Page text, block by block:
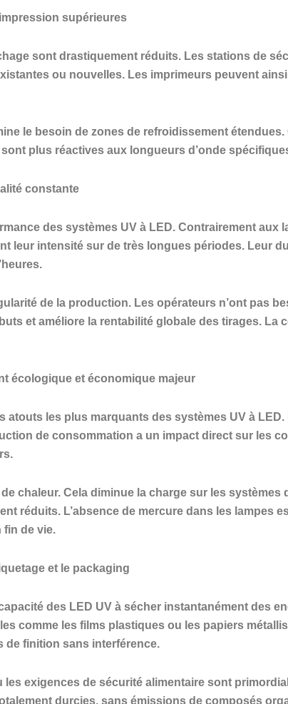
supérieures
sont drastiquement réduits. Les stations de
ou nouvelles. Les imprimeurs peuvent
le besoin de zones de refroidissement
plus réactives aux longueurs d’onde
constante
des systèmes UV à LED. Contrairement
leur intensité sur de très longues périodes. Leur
de la production. Les opérateurs n’ont pas
et améliore la rentabilité globale des tirages.
écologique et économique majeur
atouts les plus marquants des systèmes UV à
de consommation a un impact direct sur les
chaleur. Cela diminue la charge sur les
réduits. L’absence de mercure dans les lampes
fin de vie.
et le packaging
des LED UV à sécher instantanément des
comme les films plastiques ou les papiers
de finition sans interférence.
les exigences de sécurité alimentaire sont
durcies, sans émissions de composés